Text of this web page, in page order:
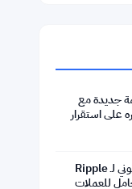
▲ +1.62%
▲ +2.97%